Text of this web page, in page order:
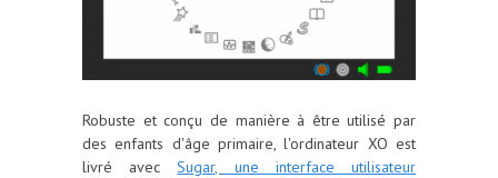
Robuste et conçu de manière à être utilisé par
des enfants d'âge primaire, l'ordinateur XO est
livré avecSugar, une interface utilisateur